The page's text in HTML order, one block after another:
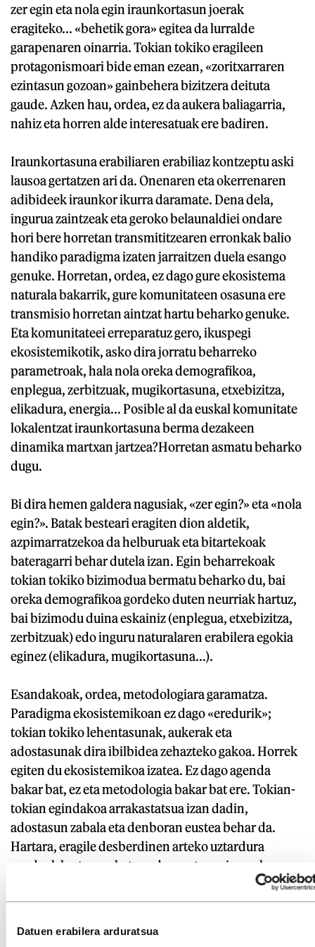
Datuen erabilera arduratsua
zer egin eta nola egin iraunkortasun joerak
eragiteko... «behetik gora» egitea da lurralde
garapenaren oinarria. Tokian tokiko eragileen
protagonismoari bide eman ezean, «zoritxarraren
ezintasun gozoan» gainbehera bizitzera deituta
gaude. Azken hau, ordea, ez da aukera baliagarria,
nahiz eta horren alde interesatuak ere badiren.
Iraunkortasuna erabiliaren erabiliaz kontzeptu aski
lausoa gertatzen ari da. Onenaren eta okerrenaren
adibideek iraunkor ikurra daramate. Dena dela,
ingurua zaintzeak eta geroko belaunaldiei ondare
hori bere horretan transmititzearen erronkak balio
handiko paradigma izaten jarraitzen duela esango
genuke. Horretan, ordea, ez dago gure ekosistema
naturala bakarrik, gure komunitateen osasuna ere
transmisio horretan aintzat hartu beharko genuke.
Eta komunitateei erreparatuz gero, ikuspegi
ekosistemikotik, asko dira jorratu beharreko
parametroak, hala nola oreka demografikoa,
enplegua, zerbitzuak, mugikortasuna, etxebizitza,
elikadura, energia... Posible al da euskal komunitate
lokalentzat iraunkortasuna berma dezakeen
dinamika martxan jartzea?Horretan asmatu beharko
dugu.
Bi dira hemen galdera nagusiak, «zer egin?» eta «nola
egin?». Batak besteari eragiten dion aldetik,
azpimarratzekoa da helburuak eta bitartekoak
bateragarri behar dutela izan. Egin beharrekoak
tokian tokiko bizimodua bermatu beharko du, bai
oreka demografikoa gordeko duten neurriak hartuz,
bai bizimodu duina eskainiz (enplegua, etxebizitza,
zerbitzuak) edo inguru naturalaren erabilera egokia
eginez (elikadura, mugikortasuna...).
Esandakoak, ordea, metodologiara garamatza.
Paradigma ekosistemikoan ez dago «eredurik»;
tokian tokiko lehentasunak, aukerak eta
adostasunak dira ibilbidea zehazteko gakoa. Horrek
egiten du ekosistemikoa izatea. Ez dago agenda
bakar bat, ez eta metodologia bakar bat ere. Tokian-
tokian egindakoa arrakastatsua izan dadin,
adostasun zabala eta denboran eustea behar da.
Hartara, eragile desberdinen arteko uztardura
sendoak lantzea eskatzen du, protagonismoak
konpartitzea, beste maila instituzionalen babesa
bilatzea. Horrela eta horrela bakarrik lortuko dugu,